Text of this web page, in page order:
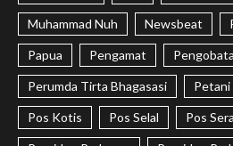
Muhammad Nuh Newsbeat
Papua Pengamat
Perumda Tirta Bhagasasi Petani
Pos Kotis Pos Selal Pos